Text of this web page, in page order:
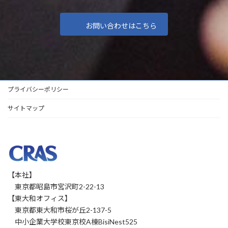
お問い合わせはこちら
プライバシーポリシー
サイトマップ
【本社】
東京都昭島市宮沢町2-22-13
【東大和オフィス】
東京都東大和市桜が丘2-137-5
中小企業大学校東京校A棟BisiNest525